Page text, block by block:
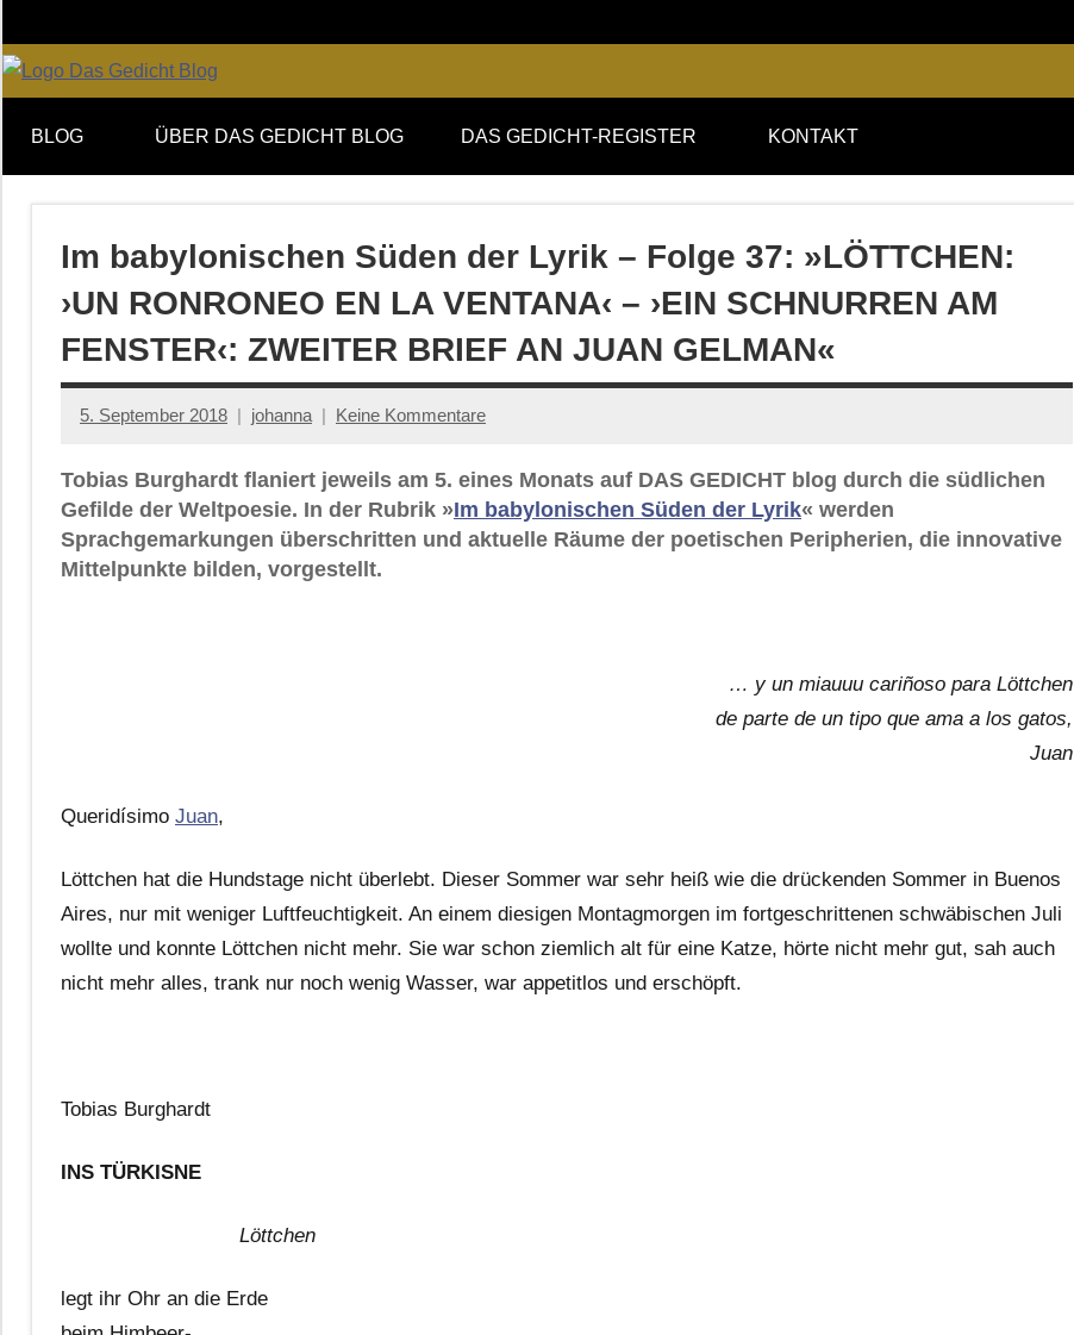
Inhalt
springen
DAS
GEDICHT
blog
von
DAS
GEDICHT.
Zeitschrift
für
Lyrik,
Essay
und
Kritik
BLOG ÜBER DAS GEDICHT BLOG DAS GEDICHT-REGISTER KONTAKT
Im babylonischen Süden der Lyrik – Folge 37: »LÖTTCHEN:
›UN RONRONEO EN LA VENTANA‹ – ›EIN SCHNURREN AM
FENSTER‹: ZWEITER BRIEF AN JUAN GELMAN«
5. September 2018 johanna Keine Kommentare
Tobias Burghardt flaniert jeweils am 5. eines Monats auf DAS GEDICHT blog durch die südlichen
Gefilde der Weltpoesie. In der Rubrik »Im babylonischen Süden der Lyrik« werden
Sprachgemarkungen überschritten und aktuelle Räume der poetischen Peripherien, die innovative
Mittelpunkte bilden, vorgestellt.
… y un miauuu cariñoso para Löttchen
de parte de un tipo que ama a los gatos,
Juan
Queridísimo Juan,
Löttchen hat die Hundstage nicht überlebt. Dieser Sommer war sehr heiß wie die drückenden Sommer in Buenos
Aires, nur mit weniger Luftfeuchtigkeit. An einem diesigen Montagmorgen im fortgeschrittenen schwäbischen Juli
wollte und konnte Löttchen nicht mehr. Sie war schon ziemlich alt für eine Katze, hörte nicht mehr gut, sah auch
nicht mehr alles, trank nur noch wenig Wasser, war appetitlos und erschöpft.
Tobias Burghardt
INS TÜRKISNE
Löttchen
legt ihr Ohr an die Erde